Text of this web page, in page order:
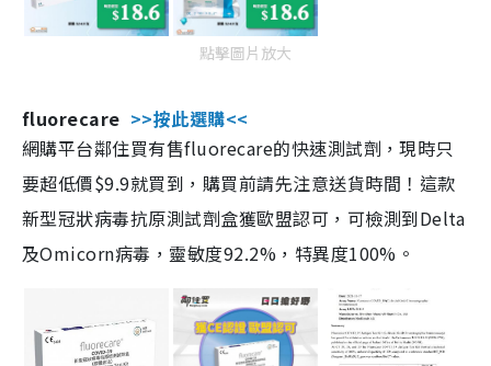
點擊圖片放大
fluorecare >>按此選購<<
網購平台鄰住買有售fluorecare的快速測試劑，現時只
要超低價$9.9就買到，購買前請先注意送貨時間！這款
新型冠狀病毒抗原測試劑盒獲歐盟認可，可檢測到Delta
及Omicorn病毒，靈敏度92.2%，特異度100%。